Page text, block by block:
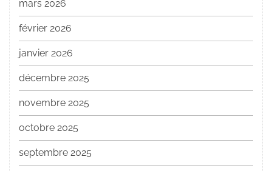
mars 2026
février 2026
janvier 2026
décembre 2025
novembre 2025
octobre 2025
septembre 2025